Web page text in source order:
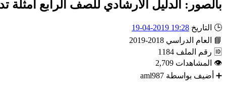
بالصور: الدليل الارشادي للصف الرابع أمثلة تدريبية
🕒 التاريخ 19:28 2019-04-19
📘
العام الدراسي 2018-2019
🆔 رقم الملف 1184
👁 المشاهدات 2,709
➕ أضيف بواسطة aml987